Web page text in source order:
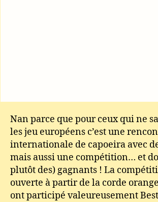
Nan parce que pour ceux qui ne
les jeu européens c’est une
internationale de capoeira avec
mais aussi une compétition… et
plutôt des) gagnants ! La
ouverte à partir de la corde
ont participé valeureusement